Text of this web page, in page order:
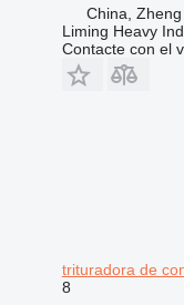
China,
Liming Heavy
Contacte con el
trituradora de
8